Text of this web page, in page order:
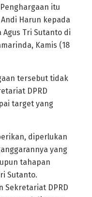
itu
Harun kepada
Agus Tri Sutanto di
Kamis (18
tersebut tidak
DPRD
target yang
diperlukan
yang
tahapan
Sutanto.
Sekretariat DPRD